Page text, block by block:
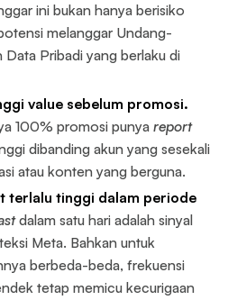
ini bukan hanya berisiko
melanggar Undang-
Pribadi yang berlaku di
value sebelum promosi.
100% promosi punyareport
dibanding akun yang sesekali
atau konten yang berguna.
terlalu tinggi dalam periode
dalam satu hari adalah sinyal
Meta. Bahkan untuk
berbeda-beda, frekuensi
tetap memicu kecurigaan